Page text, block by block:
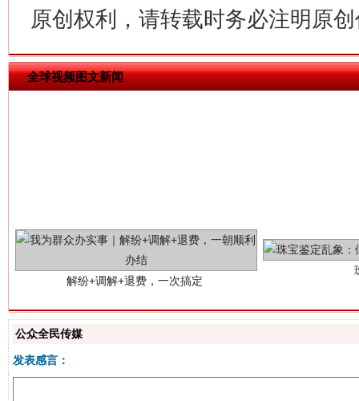
原创权利，请转载时务必注明原
全球视频图文新闻
站台名比不上好声名
公众全民传媒
发表感言：